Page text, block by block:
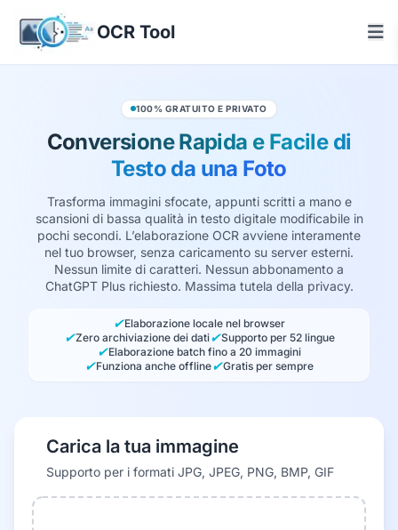
OCR Tool
100% GRATUITO E PRIVATO
Conversione Rapida e Facile di
Testo da una Foto
Trasforma immagini sfocate, appunti scritti a mano e
scansioni di bassa qualità in testo digitale modificabile in
pochi secondi. L’elaborazione OCR avviene interamente
nel tuo browser, senza caricamento su server esterni.
Nessun limite di caratteri. Nessun abbonamento a
ChatGPT Plus richiesto. Massima tutela della privacy.
✔Elaborazione locale nel browser
✔Zero archiviazione dei dati✔Supporto per 52 lingue
✔Elaborazione batch fino a 20 immagini
✔Funziona anche offline✔Gratis per sempre
Carica la tua immagine
Supporto per i formati JPG, JPEG, PNG, BMP, GIF